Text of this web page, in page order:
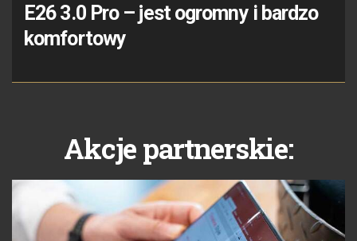
E26 3.0 Pro – jest ogromny i bardzo
komfortowy
Akcje partnerskie: